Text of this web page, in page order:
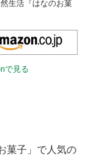
生活『はなのお菓
で見る
菓子」で人気の